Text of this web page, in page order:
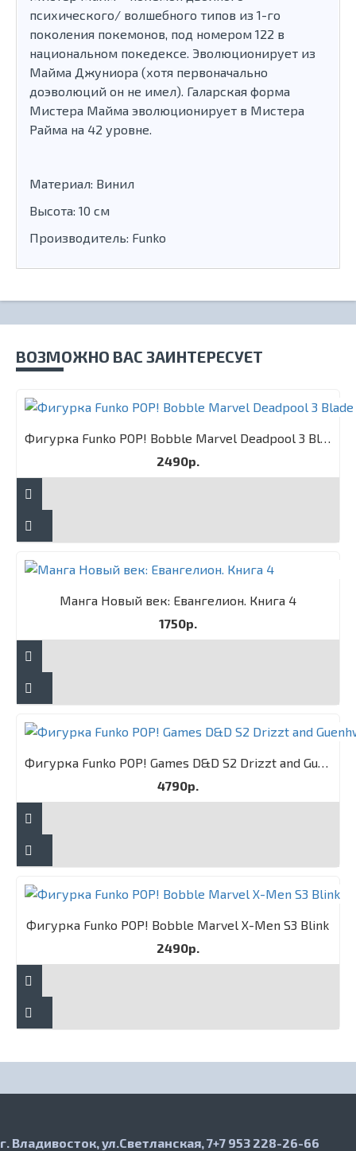
психического/ волшебного типов из 1-го
поколения покемонов, под номером 122 в
национальном покедексе. Эволюционирует из
Майма Джуниора (хотя первоначально
доэволюций он не имел). Галарская форма
Мистера Майма эволюционирует в Мистера
Райма на 42 уровне.
Материал: Винил
Высота: 10 см
Производитель: Funko
ВОЗМОЖНО ВАС ЗАИНТЕРЕСУЕТ
Фигурка Funko POP! Bobble Marvel Deadpool 3 Blade
2490р.
Манга Новый век: Евангелион. Книга 4
1750р.
Фигурка Funko POP! Games D&D S2 Drizzt and Guenhwyvar 2PK
4790р.
Фигурка Funko POP! Bobble Marvel X-Men S3 Blink
2490р.
г. Владивосток, ул.Светланская, 7+7 953 228-26-66